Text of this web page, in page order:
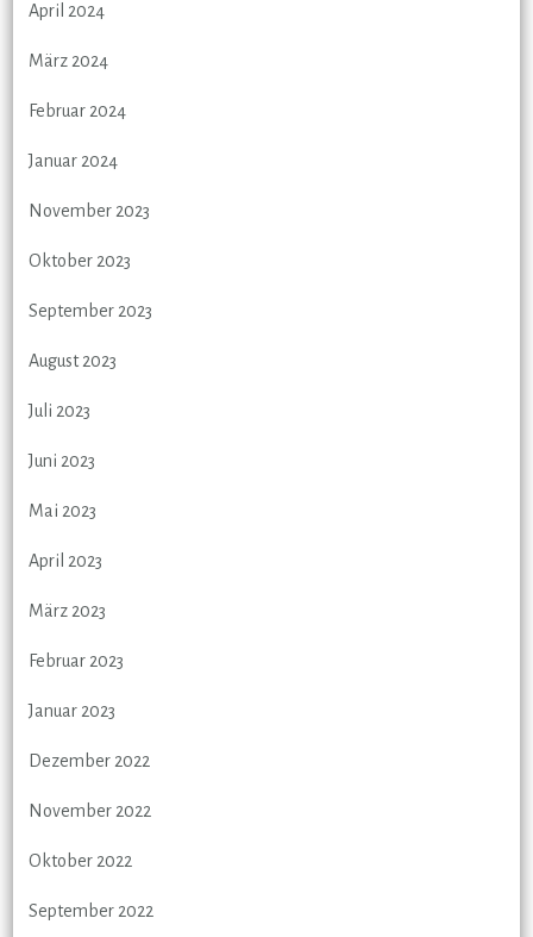
April 2024
März 2024
Februar 2024
Januar 2024
November 2023
Oktober 2023
September 2023
August 2023
Juli 2023
Juni 2023
Mai 2023
April 2023
März 2023
Februar 2023
Januar 2023
Dezember 2022
November 2022
Oktober 2022
September 2022